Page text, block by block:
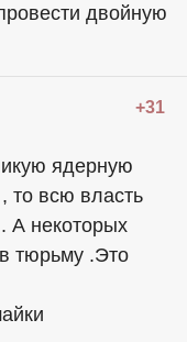
двойную
+31
ядерную
то всю власть
А некоторых
тюрьму .Это